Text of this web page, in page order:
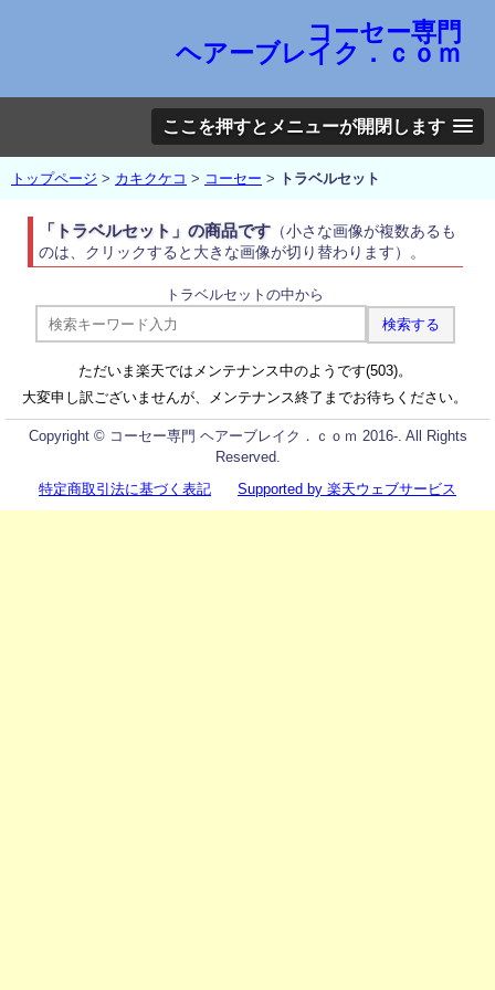
コーセー専門
ヘアーブレイク．ｃｏｍ
「トラベルセット」の商品です （小さな画像が複数あるも
のは、クリックすると大きな画像が切り替わります）。
トラベルセットの中から
ただいま楽天ではメンテナンス中のようです(503)。
大変申し訳ございませんが、メンテナンス終了までお待ちください。
トップページ > カキクケコ > コーセー > トラベルセット
ここを押すとメニューが開閉します
Copyright © コーセー専門 ヘアーブレイク．ｃｏｍ 2016-. All Rights
Reserved.
特定商取引法に基づく表記
Supported by 楽天ウェブサービス